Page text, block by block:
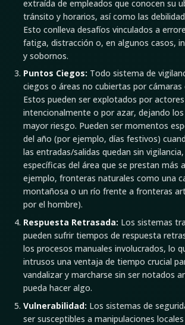
extraída de empleados que conocen su
tránsito y horarios, así como las
Esto conlleva desafíos vinculados a
fatiga, distracción o, en algunos casos,
y sobornos.
Puntos Ciegos: Todo sistema de
ciegos o áreas no cubiertas por cámaras
Estos pueden ser explotados por
intencionalmente o por azar, dejando
mayor riesgo. Pueden ser momentos
del año (por ejemplo, días festivos)
las entradas/salidas quedan sin
específicas del área que se prestan más
ejemplo, fronteras naturales como una
montañosa o un río frente a fronteras
por el hombre).
Respuesta Retrasada: Los sistemas
pueden sufrir tiempos de respuesta
los procesos manuales involucrados, lo
intrusos una ventaja de tiempo crucial
vandalizar y marcharse sin ser notados
pueda hacer algo.
Vulnerabilidad: Los sistemas de
ser susceptibles a manipulaciones